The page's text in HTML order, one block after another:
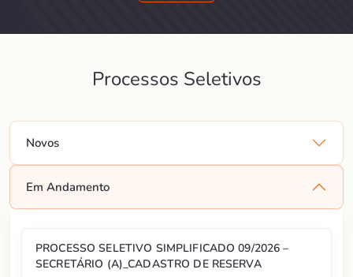
Processos Seletivos
Novos
Em Andamento
PROCESSO SELETIVO SIMPLIFICADO 09/2026 –
SECRETÁRIO (A)_CADASTRO DE RESERVA